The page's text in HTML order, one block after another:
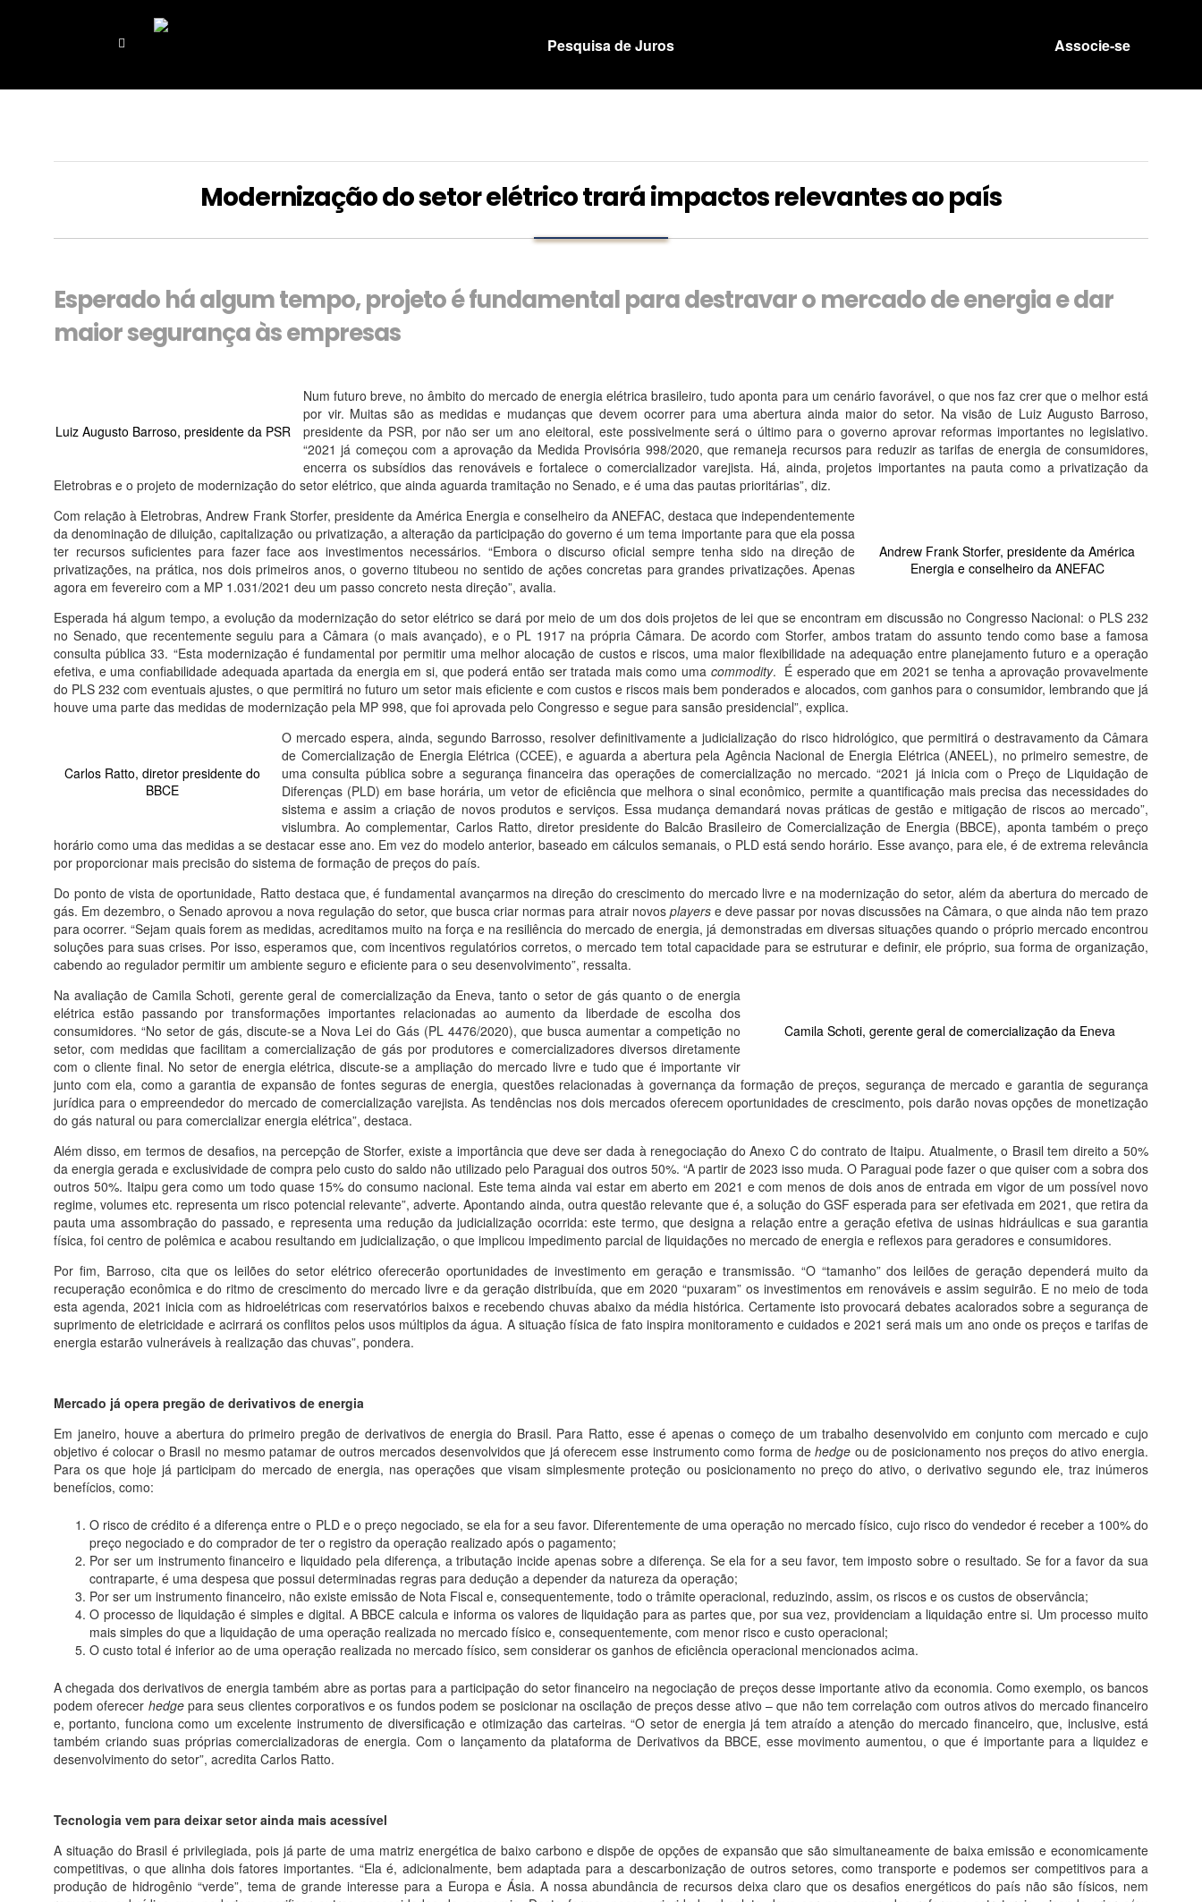
Pesquisa de Juros Associe-se
Modernização do setor elétrico trará impactos relevantes ao país
Esperado há algum tempo, projeto é fundamental para destravar o mercado de energia e dar
maior segurança às empresas
Luiz Augusto Barroso, presidente da PSR
Num futuro breve, no âmbito do mercado de energia elétrica brasileiro, tudo aponta para um cenário favorável, o que nos faz crer que o melhor está
por vir. Muitas são as medidas e mudanças que devem ocorrer para uma abertura ainda maior do setor. Na visão de Luiz Augusto Barroso,
presidente da PSR, por não ser um ano eleitoral, este possivelmente será o último para o governo aprovar reformas importantes no legislativo.
“2021 já começou com a aprovação da Medida Provisória 998/2020, que remaneja recursos para reduzir as tarifas de energia de consumidores,
encerra os subsídios das renováveis e fortalece o comercializador varejista. Há, ainda, projetos importantes na pauta como a privatização da
Eletrobras e o projeto de modernização do setor elétrico, que ainda aguarda tramitação no Senado, e é uma das pautas prioritárias”, diz.
Andrew Frank Storfer, presidente da América
Energia e conselheiro da ANEFAC
Com relação à Eletrobras, Andrew Frank Storfer, presidente da América Energia e conselheiro da ANEFAC, destaca que independentemente
da denominação de diluição, capitalização ou privatização, a alteração da participação do governo é um tema importante para que ela possa
ter recursos suficientes para fazer face aos investimentos necessários. “Embora o discurso oficial sempre tenha sido na direção de
privatizações, na prática, nos dois primeiros anos, o governo titubeou no sentido de ações concretas para grandes privatizações. Apenas
agora em fevereiro com a MP 1.031/2021 deu um passo concreto nesta direção”, avalia.
Esperada há algum tempo, a evolução da modernização do setor elétrico se dará por meio de um dos dois projetos de lei que se encontram em discussão no Congresso Nacional: o PLS 232
no Senado, que recentemente seguiu para a Câmara (o mais avançado), e o PL 1917 na própria Câmara. De acordo com Storfer, ambos tratam do assunto tendo como base a famosa
consulta pública 33. “Esta modernização é fundamental por permitir uma melhor alocação de custos e riscos, uma maior flexibilidade na adequação entre planejamento futuro e a operação
efetiva, e uma confiabilidade adequada apartada da energia em si, que poderá então ser tratada mais como uma commodity. É esperado que em 2021 se tenha a aprovação provavelmente
do PLS 232 com eventuais ajustes, o que permitirá no futuro um setor mais eficiente e com custos e riscos mais bem ponderados e alocados, com ganhos para o consumidor, lembrando que já
houve uma parte das medidas de modernização pela MP 998, que foi aprovada pelo Congresso e segue para sansão presidencial”, explica.
Carlos Ratto, diretor presidente do
BBCE
O mercado espera, ainda, segundo Barrosso, resolver definitivamente a judicialização do risco hidrológico, que permitirá o destravamento da Câmara
de Comercialização de Energia Elétrica (CCEE), e aguarda a abertura pela Agência Nacional de Energia Elétrica (ANEEL), no primeiro semestre, de
uma consulta pública sobre a segurança financeira das operações de comercialização no mercado. “2021 já inicia com o Preço de Liquidação de
Diferenças (PLD) em base horária, um vetor de eficiência que melhora o sinal econômico, permite a quantificação mais precisa das necessidades do
sistema e assim a criação de novos produtos e serviços. Essa mudança demandará novas práticas de gestão e mitigação de riscos ao mercado”,
vislumbra. Ao complementar, Carlos Ratto, diretor presidente do Balcão Brasileiro de Comercialização de Energia (BBCE), aponta também o preço
horário como uma das medidas a se destacar esse ano. Em vez do modelo anterior, baseado em cálculos semanais, o PLD está sendo horário. Esse avanço, para ele, é de extrema relevância
por proporcionar mais precisão do sistema de formação de preços do país.
Do ponto de vista de oportunidade, Ratto destaca que, é fundamental avançarmos na direção do crescimento do mercado livre e na modernização do setor, além da abertura do mercado de
gás. Em dezembro, o Senado aprovou a nova regulação do setor, que busca criar normas para atrair novos playerse deve passar por novas discussões na Câmara, o que ainda não tem prazo
para ocorrer. “Sejam quais forem as medidas, acreditamos muito na força e na resiliência do mercado de energia, já demonstradas em diversas situações quando o próprio mercado encontrou
soluções para suas crises. Por isso, esperamos que, com incentivos regulatórios corretos, o mercado tem total capacidade para se estruturar e definir, ele próprio, sua forma de organização,
cabendo ao regulador permitir um ambiente seguro e eficiente para o seu desenvolvimento”, ressalta.
Camila Schoti, gerente geral de comercialização da Eneva
Na avaliação de Camila Schoti, gerente geral de comercialização da Eneva, tanto o setor de gás quanto o de energia
elétrica estão passando por transformações importantes relacionadas ao aumento da liberdade de escolha dos
consumidores. “No setor de gás, discute-se a Nova Lei do Gás (PL 4476/2020), que busca aumentar a competição no
setor, com medidas que facilitam a comercialização de gás por produtores e comercializadores diversos diretamente
com o cliente final. No setor de energia elétrica, discute-se a ampliação do mercado livre e tudo que é importante vir
junto com ela, como a garantia de expansão de fontes seguras de energia, questões relacionadas à governança da formação de preços, segurança de mercado e garantia de segurança
jurídica para o empreendedor do mercado de comercialização varejista. As tendências nos dois mercados oferecem oportunidades de crescimento, pois darão novas opções de monetização
do gás natural ou para comercializar energia elétrica”, destaca.
Além disso, em termos de desafios, na percepção de Storfer, existe a importância que deve ser dada à renegociação do Anexo C do contrato de Itaipu. Atualmente, o Brasil tem direito a 50%
da energia gerada e exclusividade de compra pelo custo do saldo não utilizado pelo Paraguai dos outros 50%. “A partir de 2023 isso muda. O Paraguai pode fazer o que quiser com a sobra dos
outros 50%. Itaipu gera como um todo quase 15% do consumo nacional. Este tema ainda vai estar em aberto em 2021 e com menos de dois anos de entrada em vigor de um possível novo
regime, volumes etc. representa um risco potencial relevante”, adverte. Apontando ainda, outra questão relevante que é, a solução do GSF esperada para ser efetivada em 2021, que retira da
pauta uma assombração do passado, e representa uma redução da judicialização ocorrida: este termo, que designa a relação entre a geração efetiva de usinas hidráulicas e sua garantia
física, foi centro de polêmica e acabou resultando em judicialização, o que implicou impedimento parcial de liquidações no mercado de energia e reflexos para geradores e consumidores.
Por fim, Barroso, cita que os leilões do setor elétrico oferecerão oportunidades de investimento em geração e transmissão. “O “tamanho” dos leilões de geração dependerá muito da
recuperação econômica e do ritmo de crescimento do mercado livre e da geração distribuída, que em 2020 “puxaram” os investimentos em renováveis e assim seguirão. E no meio de toda
esta agenda, 2021 inicia com as hidroelétricas com reservatórios baixos e recebendo chuvas abaixo da média histórica. Certamente isto provocará debates acalorados sobre a segurança de
suprimento de eletricidade e acirrará os conflitos pelos usos múltiplos da água. A situação física de fato inspira monitoramento e cuidados e 2021 será mais um ano onde os preços e tarifas de
energia estarão vulneráveis à realização das chuvas”, pondera.
Mercado já opera pregão de derivativos de energia
Em janeiro, houve a abertura do primeiro pregão de derivativos de energia do Brasil. Para Ratto, esse é apenas o começo de um trabalho desenvolvido em conjunto com mercado e cujo
objetivo é colocar o Brasil no mesmo patamar de outros mercados desenvolvidos que já oferecem esse instrumento como forma dehedge ou de posicionamento nos preços do ativo energia.
Para os que hoje já participam do mercado de energia, nas operações que visam simplesmente proteção ou posicionamento no preço do ativo, o derivativo segundo ele, traz inúmeros
benefícios, como:
O risco de crédito é a diferença entre o PLD e o preço negociado, se ela for a seu favor. Diferentemente de uma operação no mercado físico, cujo risco do vendedor é receber a 100% do
preço negociado e do comprador de ter o registro da operação realizado após o pagamento;
Por ser um instrumento financeiro e liquidado pela diferença, a tributação incide apenas sobre a diferença. Se ela for a seu favor, tem imposto sobre o resultado. Se for a favor da sua
contraparte, é uma despesa que possui determinadas regras para dedução a depender da natureza da operação;
Por ser um instrumento financeiro, não existe emissão de Nota Fiscal e, consequentemente, todo o trâmite operacional, reduzindo, assim, os riscos e os custos de observância;
O processo de liquidação é simples e digital. A BBCE calcula e informa os valores de liquidação para as partes que, por sua vez, providenciam a liquidação entre si. Um processo muito
mais simples do que a liquidação de uma operação realizada no mercado físico e, consequentemente, com menor risco e custo operacional;
O custo total é inferior ao de uma operação realizada no mercado físico, sem considerar os ganhos de eficiência operacional mencionados acima.
A chegada dos derivativos de energia também abre as portas para a participação do setor financeiro na negociação de preços desse importante ativo da economia. Como exemplo, os bancos
podem oferecer hedgepara seus clientes corporativos e os fundos podem se posicionar na oscilação de preços desse ativo – que não tem correlação com outros ativos do mercado financeiro
e, portanto, funciona como um excelente instrumento de diversificação e otimização das carteiras. “O setor de energia já tem atraído a atenção do mercado financeiro, que, inclusive, está
também criando suas próprias comercializadoras de energia. Com o lançamento da plataforma de Derivativos da BBCE, esse movimento aumentou, o que é importante para a liquidez e
desenvolvimento do setor”, acredita Carlos Ratto.
Tecnologia vem para deixar setor ainda mais acessível
A situação do Brasil é privilegiada, pois já parte de uma matriz energética de baixo carbono e dispõe de opções de expansão que são simultaneamente de baixa emissão e economicamente
competitivas, o que alinha dois fatores importantes. “Ela é, adicionalmente, bem adaptada para a descarbonização de outros setores, como transporte e podemos ser competitivos para a
produção de hidrogênio “verde”, tema de grande interesse para a Europa e Ásia. A nossa abundância de recursos deixa claro que os desafios energéticos do país não são físicos, nem